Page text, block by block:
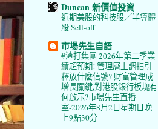
Duncan 新價值投資
近期美股的科技股／半導體
股 Sell-off
市場先生自語
#渣打集團 2026年第二季業
績超預期! 管理層上調指引
釋放什麼信號? 財富管理成
增長關鍵,對港股銀行板塊有
何啟示?市場先生直播
室-2026年8月2日星期日晚
上9點30分